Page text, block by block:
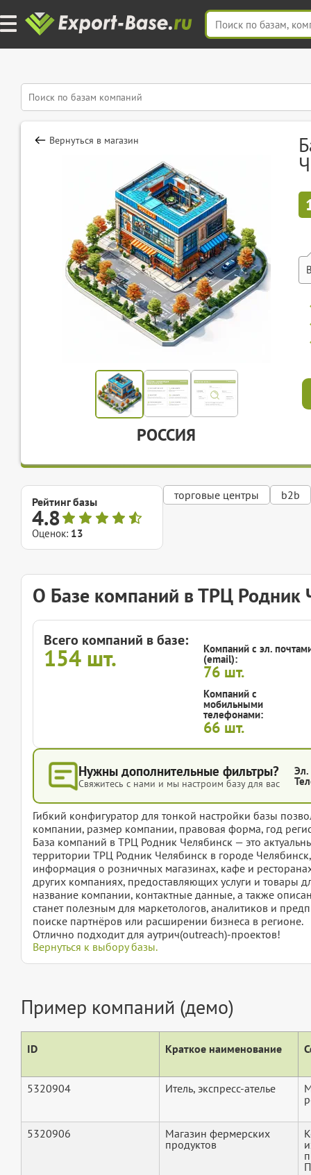
Вернуться в магазин
РОССИЯ
Рейтинг базы
4.8
Оценок: 13
торговые центры b2b
О Базе компаний в ТРЦ Родник
Всего компаний в базе:
154 шт. Компаний с эл.
(email):
76 шт.
Компаний с
мобильными
телефонами:
66 шт.
Нужны дополнительные фильтры?
Свяжитесь с нами и мы настроим базу для вас
Эл.
Гибкий конфигуратор для тонкой настройки базы
компании, размер компании, правовая форма, год
База компаний в ТРЦ Родник Челябинск — это
территории ТРЦ Родник Челябинск в городе
информация о розничных магазинах, кафе и
других компаниях, предоставляющих услуги и товары
название компании, контактные данные, а также
станет полезным для маркетологов, аналитиков и
поиске партнёров или расширении бизнеса в регионе.
Отлично подходит для аутрич(outreach)-проектов!
Вернуться к выбору базы.
Пример компаний (демо)
ID Краткое наименование
5320904 Итель, экспресс-ателье
5320906
Магазин фермерских
продуктов